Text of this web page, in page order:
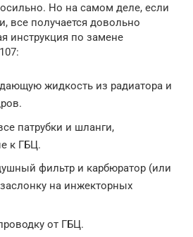
Но на самом деле, если
все получается довольно
инструкция по замене
жидкость из радиатора и
патрубки и шланги,
к ГБЦ.
фильтр и карбюратор (или
на инжекторных
от ГБЦ.